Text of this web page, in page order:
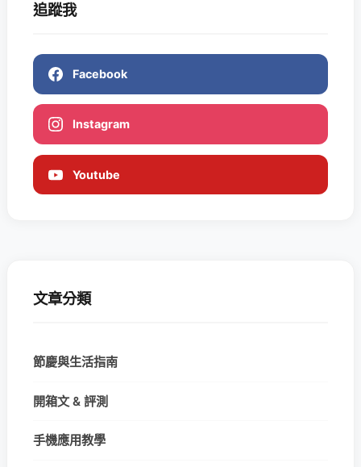
追蹤我
Facebook
Instagram
Youtube
文章分類
節慶與生活指南
開箱文 & 評測
手機應用教學